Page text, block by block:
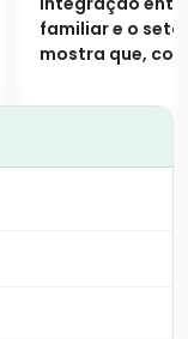
Parque
familiar e o
mostra que,
não tem limites